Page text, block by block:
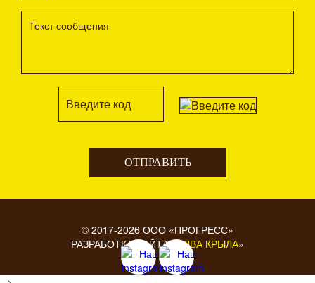
ОТПРАВИТЬ
© 2017-2026 ООО «ПРОГРЕСС»
РАЗРАБОТКА САЙТА - «ДВА КРЫЛА»